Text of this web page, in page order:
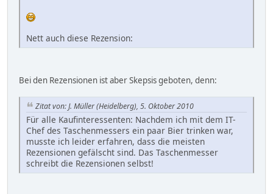
Nett auch diese Rezension:
Bei den Rezensionen ist aber Skepsis geboten, denn:
Zitat von: J. Müller (Heidelberg), 5. Oktober 2010
Für alle Kaufinteressenten: Nachdem ich mit dem IT-
Chef des Taschenmessers ein paar Bier trinken war,
musste ich leider erfahren, dass die meisten
Rezensionen gefälscht sind. Das Taschenmesser
schreibt die Rezensionen selbst!